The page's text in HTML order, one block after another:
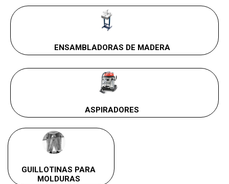
ENSAMBLADORAS DE MADERA
ASPIRADORES
GUILLOTINAS PARA
MOLDURAS